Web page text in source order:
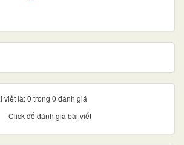
viết là: 0 trong 0 đánh giá
Click để đánh giá bài viết